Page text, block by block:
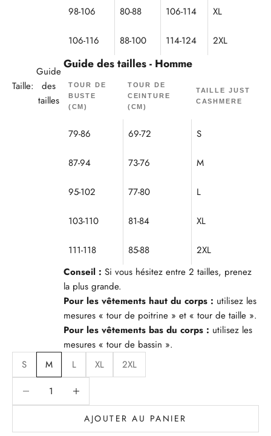
Taille:
Guide
des
tailles
98-106 80-88 106-114 XL
106-116 88-100 114-124 2XL
Guide des tailles - Homme
TOUR DE
BUSTE
(CM)
TOUR DE
CEINTURE
(CM)
TAILLE JUST
CASHMERE
79-86 69-72 S
87-94 73-76 M
95-102 77-80 L
103-110 81-84 XL
111-118 85-88
2XL
Conseil : Si vous hésitez entre 2 tailles, prenez
la plus grande.
Pour les vêtements haut du corps : utilisez les
mesures « tour de poitrine » et « tour de taille ».
Pour les vêtements bas du corps : utilisez les
mesures « tour de bassin ».
S
M L XL
2XL
Diminuer la quantitéDiminuer la quantité
AJOUTER AU PANIER